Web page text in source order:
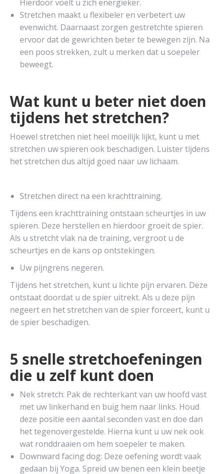
Hierdoor voelt u zich energieker.
Stretchen maakt u flexibeler en verbetert uw
evenwicht. Daarnaast zorgen gestretchte spieren
ervoor dat de gewrichten beter te bewegen zijn. Na
een poos strekken, zult u merken dat u soepeler
beweegt.
Wat kunt u beter niet doen
tijdens het stretchen?
Hoewel stretchen niet heel moeilijk lijkt, kunt u met
stretchen uw spieren ook beschadigen. Luister tijdens
het stretchen dus altijd goed naar uw lichaam.
Stretchen direct na een krachttraining.
Tijdens een krachttraining ontstaan scheurtjes in uw
spieren. Deze herstellen en hierdoor groeit de spier.
Als u stretcht vlak na de training, vergroot u de
scheurtjes en de kans op ontstekingen.
Uw pijngrens negeren.
Tijdens het stretchen, kunt u lichte pijn ervaren. Deze
ontstaat doordat u de spier uitrekt. Als u deze pijn
negeert en het stretchen van de spier forceert, kunt u
de spier beschadigen.
5 snelle stretchoefeningen
die u zelf kunt doen
Nek stretch: Pak de rechterkant van uw hoofd vast
met uw linkerhand en buig hem naar links. Houd
deze positie een aantal seconden vast en doe dan
het tegenovergestelde. Hierna kunt u uw nek ook
wat ronddraaien om hem soepeler te maken.
Downward facing dog: Deze oefening wordt vaak
gedaan bij Yoga. Spreid uw benen een klein beetje